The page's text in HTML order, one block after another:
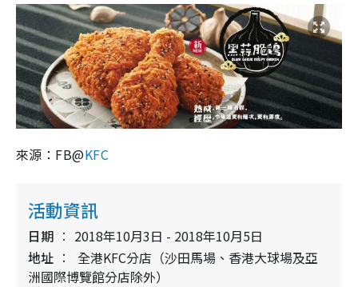
來源：FB@KFC
活動資訊
日期
2018年10月3日 - 2018年10月5日
地址
全港KFC分店（沙田馬場、香港大球場及亞
洲國際博覽館分店除外）